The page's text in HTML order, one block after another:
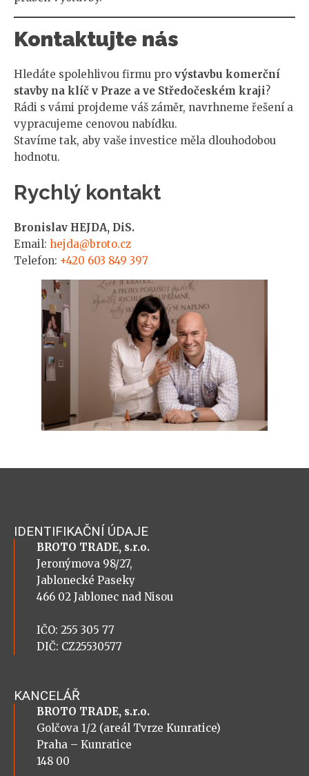
Kontaktujte nás
Hledáte spolehlivou firmu pro výstavbu komerční
stavby na klíč v Praze a ve Středočeském kraji?
Rádi s vámi projdeme váš záměr, navrhneme řešení a
vypracujeme cenovou nabídku.
Stavíme tak, aby vaše investice měla dlouhodobou
hodnotu.
Rychlý kontakt
Bronislav HEJDA, DiS.
Email: hejda@broto.cz
Telefon: +420 603 849 397
IDENTIFIKAČNÍ ÚDAJE
BROTO TRADE, s.r.o.
Jeronýmova 98/27,
Jablonecké Paseky
466 02 Jablonec nad Nisou
IČO: 255 305 77
DIČ: CZ25530577
KANCELÁŘ
BROTO TRADE, s.r.o.
Golčova 1/2 (areál Tvrze Kunratice)
Praha – Kunratice
148 00